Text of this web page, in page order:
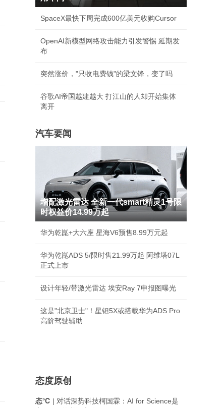
SpaceX最快下周完成600亿美元收购Cursor
OpenAI新模型网络攻击能力引发警惕 延期发
布
突然涨价，"只收电费钱"的梁文锋，变了吗
谷歌AI帝国越建越大 打江山的人却开始集体
离开
汽车要闻
增配激光雷达 全新一代smart精灵1号限
时权益价14.99万起
华为乾崑+大六座 星海V6预售8.99万元起
华为乾崑ADS 5/限时售21.99万起 阿维塔07L
正式上市
设计年轻/带激光雷达 埃安Ray 7申报图曝光
这是"北京卫士"！星钽5X或搭载华为ADS Pro
高阶驾驶辅助
态度原创
态℃ | 对话深势科技柯国霖：AI for Science是